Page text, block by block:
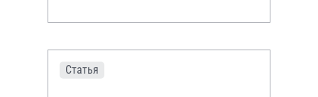
Статья